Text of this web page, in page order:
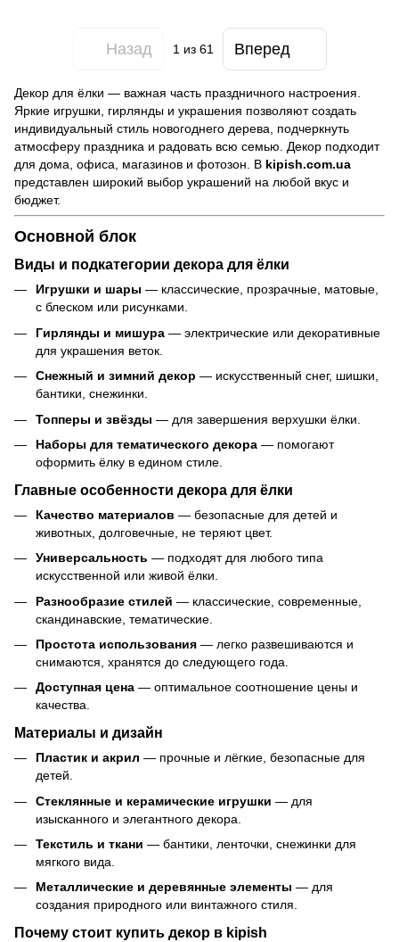
Назад 1из 61 Вперед
Декор для ёлки — важная часть праздничного настроения.
Яркие игрушки, гирлянды и украшения позволяют создать
индивидуальный стиль новогоднего дерева, подчеркнуть
атмосферу праздника и радовать всю семью. Декор подходит
для дома, офиса, магазинов и фотозон. В kipish.com.ua
представлен широкий выбор украшений на любой вкус и
бюджет.
Основной блок
Виды и подкатегории декора для ёлки
Игрушки и шары — классические, прозрачные, матовые,
с блеском или рисунками.
Гирлянды и мишура — электрические или декоративные
для украшения веток.
Снежный и зимний декор — искусственный снег, шишки,
бантики, снежинки.
Топперы и звёзды — для завершения верхушки ёлки.
Наборы для тематического декора — помогают
оформить ёлку в едином стиле.
Главные особенности декора для ёлки
Качество материалов — безопасные для детей и
животных, долговечные, не теряют цвет.
Универсальность — подходят для любого типа
искусственной или живой ёлки.
Разнообразие стилей — классические, современные,
скандинавские, тематические.
Простота использования — легко развешиваются и
снимаются, хранятся до следующего года.
Доступная цена — оптимальное соотношение цены и
качества.
Материалы и дизайн
Пластик и акрил — прочные и лёгкие, безопасные для
детей.
Стеклянные и керамические игрушки — для
изысканного и элегантного декора.
Текстиль и ткани — бантики, ленточки, снежинки для
мягкого вида.
Металлические и деревянные элементы — для
создания природного или винтажного стиля.
Почему стоит купить декор в kipish